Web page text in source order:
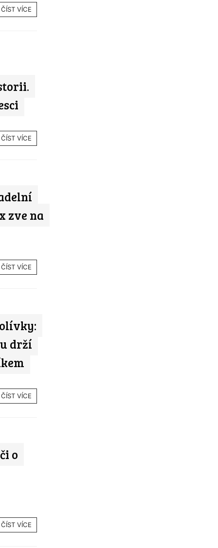
ČÍST VÍCE
ČÍST VÍCE
zve na
ČÍST VÍCE
drží
ČÍST VÍCE
o
ČÍST VÍCE